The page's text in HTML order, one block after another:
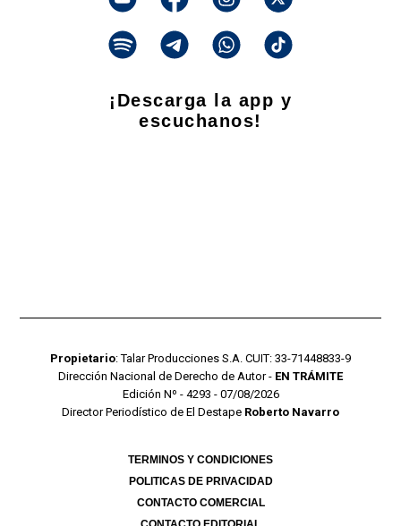
¡Descarga la app y
escuchanos!
Propietario: Talar Producciones S.A. CUIT: 33-71448833-9
Dirección Nacional de Derecho de Autor - EN TRÁMITE
Edición Nº - 4293 - 07/08/2026
Director Periodístico de El Destape Roberto Navarro
TERMINOS Y CONDICIONES
POLITICAS DE PRIVACIDAD
CONTACTO COMERCIAL